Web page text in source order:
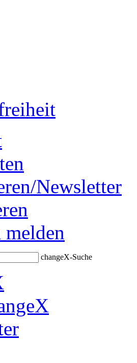
Newsletter
changeX-Suche